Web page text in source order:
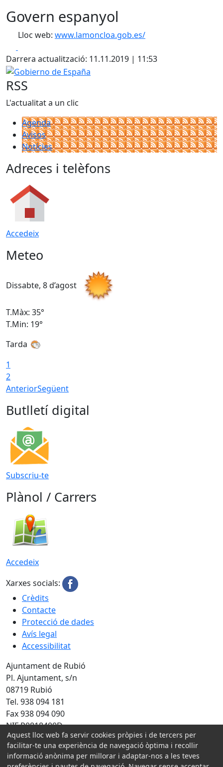
Govern espanyol
Lloc web: www.lamoncloa.gob.es/
Darrera actualització: 11.11.2019 | 11:53
Gobierno de España
RSS
L'actualitat a un clic
Agenda
Avisos
Notícies
Adreces i telèfons
Accedeix
Meteo
Dissabte, 8 d’agost
T.Màx: 35°
T.Min: 19°
Tarda
1
2
AnteriorSegüent
Butlletí digital
Subscriu-te
Plànol / Carrers
Accedeix
Xarxes socials:
Crèdits
Contacte
Protecció de dades
Avís legal
Accessibilitat
Ajuntament de Rubió
Pl. Ajuntament, s/n
08719 Rubió
Tel. 938 094 181
Fax 938 094 090
NIF P0818400D
Amb la col·laboració de:
Aquest lloc web fa servir cookies pròpies i de tercers per
facilitar-te una experiència de navegació òptima i recollir
informació anònima per millorar i adaptar-nos a les teves